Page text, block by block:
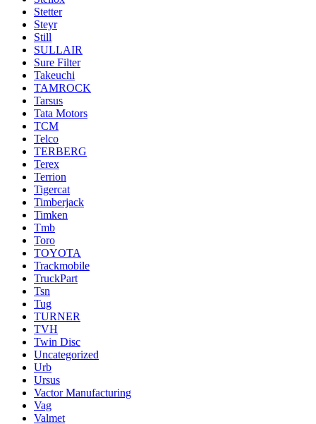
Stetter
Steyr
Still
SULLAIR
Sure Filter
Takeuchi
TAMROCK
Tarsus
Tata Motors
TCM
Telco
TERBERG
Terex
Terrion
Tigercat
Timberjack
Timken
Tmb
Toro
TOYOTA
Trackmobile
TruckPart
Tsn
Tug
TURNER
TVH
Twin Disc
Uncategorized
Urb
Ursus
Vactor Manufacturing
Vag
Valmet